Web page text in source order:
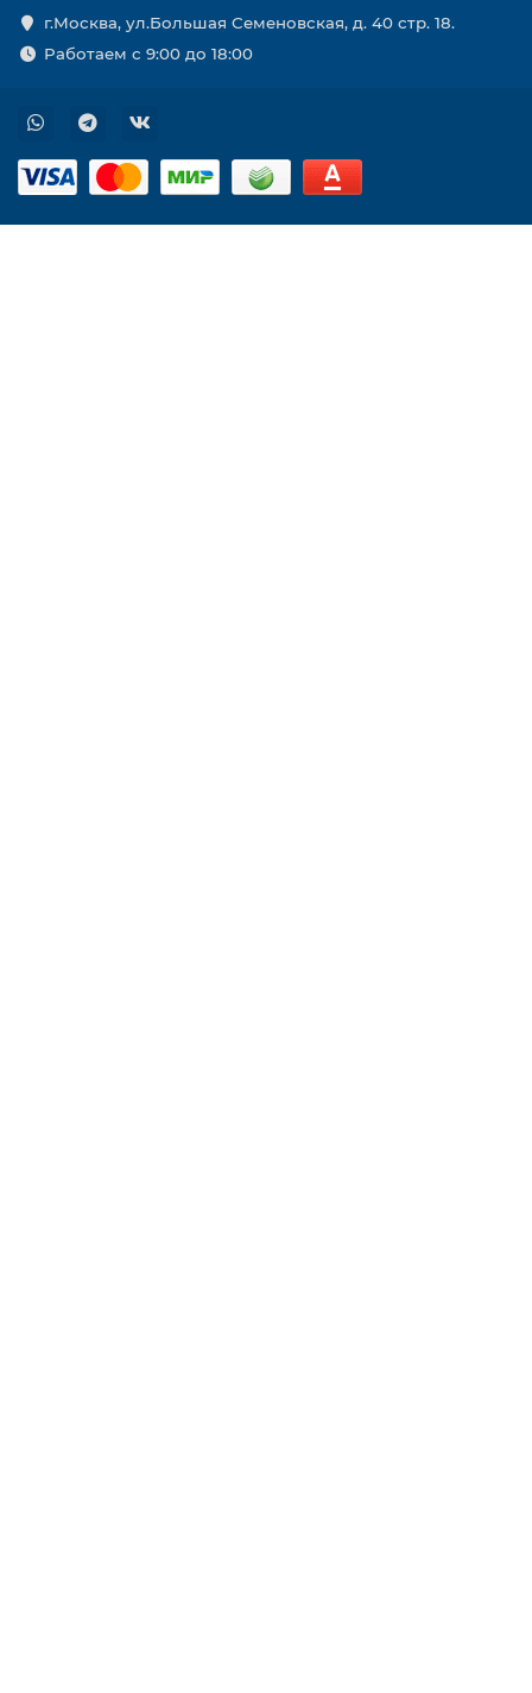
г.Москва, ул.Большая Семеновская, д. 40 стр. 18.
Работаем с 9:00 до 18:00